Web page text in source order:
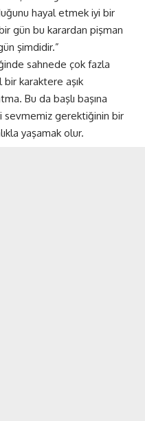
hayal etmek iyi bir
gün bu karardan pişman
şimdidir.”
sahnede çok fazla
bir karaktere aşık
Bu da başlı başına
sevmemiz gerektiğinin bir
yaşamak olur.